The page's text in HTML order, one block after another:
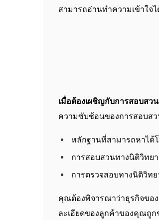
สามารถอ่านทำความเข้าใจไ
เมื่อต้องเผชิญกับการสอบสว
ความซับซ้อนของการสอบสว
หลักฐานที่สามารถหาได้
การสอบสวนทางนิติวิทย
การตรวจสอบทางนิติวิท
คุณต้องพิจารณาว่าธุรกิจขอ
ละเอียดของลูกค้าของคุณถูก